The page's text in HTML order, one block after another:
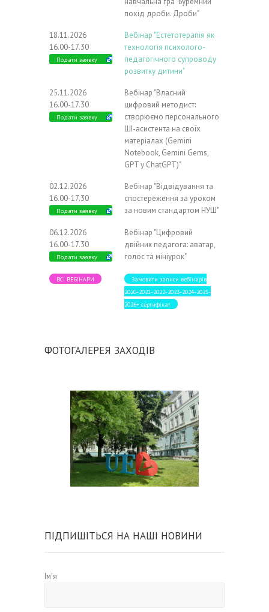
похід дроби. Дроби"
18.11.2026
16.00-17.30
Подати заявку
Вебінар "Естетотерапія як
технологія психолого-
педагогічного супроводу
розвитку дитини"
25.11.2026
16.00-17.30
Подати заявку
Вебінар "Власний
цифровий методист:
створюємо персонального
ШІ-асистента на своїх
матеріалах (Gemini
Notebook, Gemini Gems,
GPT у ChatGPT)"
02.12.2026
16.00-17.30
Подати заявку
Вебінар "Відвідування та
спостереження за уроком
за новим стандартом НУШ"
06.12.2026
16.00-17.30
Подати заявку
Вебінар "Цифровий
двійник педагога: аватар,
голос та мініурок"
ВСІ ВЕБІНАРИ
Замовити записи вебінарів
2020-2021-2022-2023-2024-2025-
2026+ сертифікат
ФОТОГАЛЕРЕЯ ЗАХОДІВ
ПІДПИШІТЬСЯ НА НАШІ НОВИНИ
Ім'я